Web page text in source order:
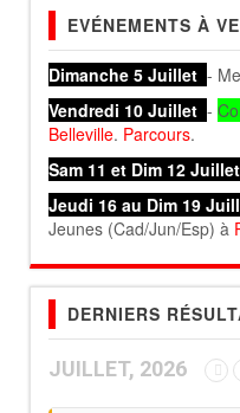
EVÉNEMENTS À
Dimanche 5 Juillet -
Vendredi 10 Juillet -
Belleville. Parcours.
Sam 11 et Dim 12 Juillet
Jeudi 16 au Dim 19
Jeunes (Cad/Jun/Esp) à
DERNIERS
JUILLET, 2026